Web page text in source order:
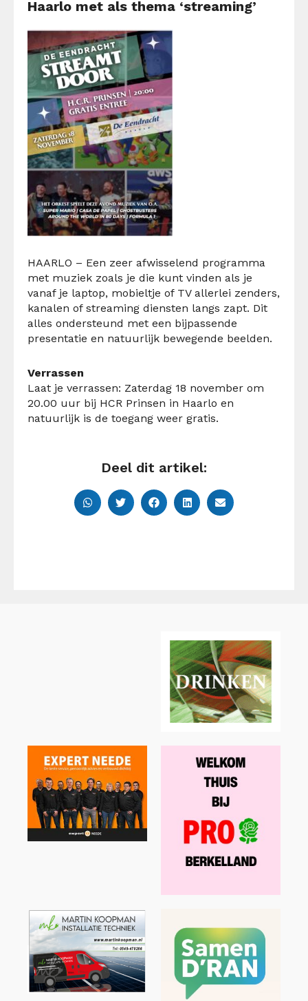
Haarlo met als thema ‘streaming’
HAARLO – Een zeer afwisselend programma
met muziek zoals je die kunt vinden als je
vanaf je laptop, mobieltje of TV allerlei zenders,
kanalen of streaming diensten langs zapt. Dit
alles ondersteund met een bijpassende
presentatie en natuurlijk bewegende beelden.
Verrassen
Laat je verrassen: Zaterdag 18 november om
20.00 uur bij HCR Prinsen in Haarlo en
natuurlijk is de toegang weer gratis.
Deel dit artikel: